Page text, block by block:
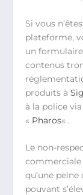
Si vous
plateforme,
un
contenus
produits à
à la police
« Pharos« .
Le non-
commerciale
qu’une
pouvant